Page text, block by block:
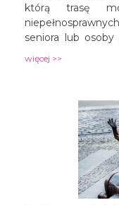
którą trasę
seniora lub
stanowiących
więcej >>